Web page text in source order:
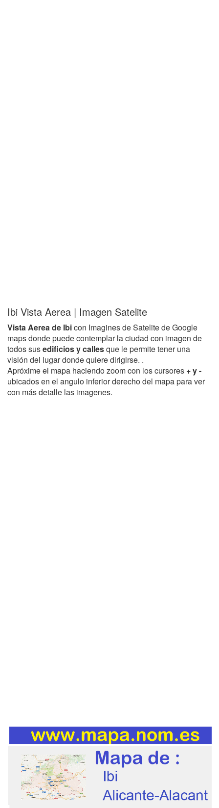
Ibi Vista Aerea | Imagen Satelite
Vista Aerea de Ibicon Imagines de Satelite de Google
maps donde puede contemplar la ciudad con imagen de
todos susedificios y callesque le permite tener una
visión del lugar donde quiere dirigirse. .
Apróxime el mapa haciendo zoom con los cursores + y -
ubicados en el angulo inferior derecho del mapa para ver
con más detalle las imagenes.